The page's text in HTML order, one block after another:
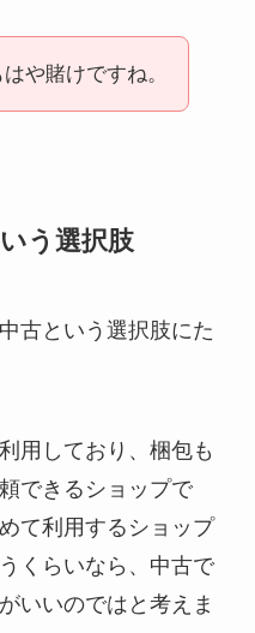
や賭けですね。
う選択肢
古という選択肢にた
用しており、梱包も
できるショップで
て利用するショップ
くらいなら、中古で
いいのではと考えま